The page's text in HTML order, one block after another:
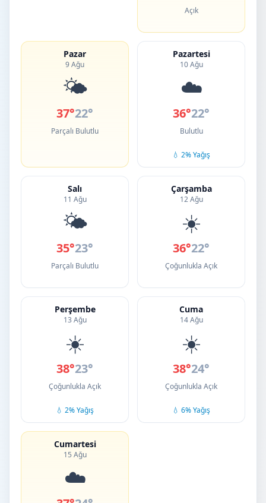
Açık
Pazar
9 Ağu
🌤️
37°22°
Parçalı Bulutlu
Pazartesi
10 Ağu
☁️
36°22°
Bulutlu
💧 2% Yağış
Salı
11 Ağu
🌤️
35°23°
Parçalı Bulutlu
Çarşamba
12 Ağu
☀️
36°22°
Çoğunlukla Açık
Perşembe
13 Ağu
☀️
38°23°
Çoğunlukla Açık
💧 2% Yağış
Cuma
14 Ağu
☀️
38°24°
Çoğunlukla Açık
💧 6% Yağış
Cumartesi
15 Ağu
☁️